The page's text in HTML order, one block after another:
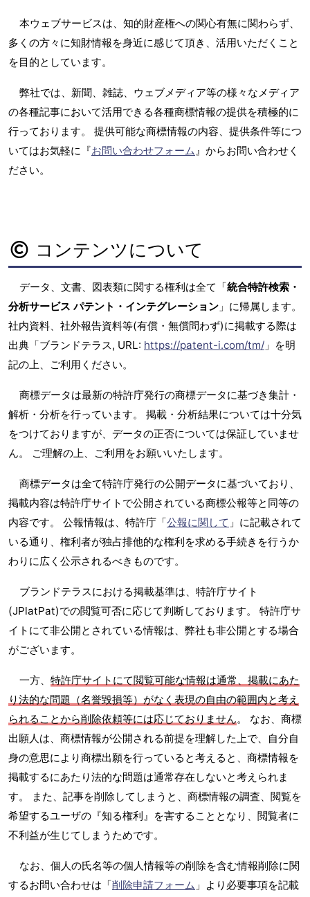
本ウェブサービスは、知的財産権への関心有無に関わらず、
多くの方々に知財情報を身近に感じて頂き、活用いただくこと
を目的としています。
弊社では、新聞、雑誌、ウェブメディア等の様々なメディア
の各種記事において活用できる各種商標情報の提供を積極的に
行っております。 提供可能な商標情報の内容、提供条件等につ
いてはお気軽に『お問い合わせフォーム』からお問い合わせく
ださい。
コンテンツについて
データ、文書、図表類に関する権利は全て「統合特許検索・
分析サービス パテント・インテグレーション 」に帰属します。
社内資料、社外報告資料等(有償・無償問わず)に掲載する際は
出典「ブランドテラス, URL: https://patent-i.com/tm/ 」を明
記の上、ご利用ください。
商標データは最新の特許庁発行の商標データに基づき集計・
解析・分析を行っています。 掲載・分析結果については十分気
をつけておりますが、データの正否については保証していませ
ん。 ご理解の上、ご利用をお願いいたします。
商標データは全て特許庁発行の公開データに基づいており、
掲載内容は特許庁サイトで公開されている商標公報等と同等の
内容です。 公報情報は、特許庁「公報に関して 」に記載されて
いる通り、権利者が独占排他的な権利を求める手続きを行うか
わりに広く公示されるべきものです。
ブランドテラスにおける掲載基準は、特許庁サイト
(JPlatPat)での閲覧可否に応じて判断しております。 特許庁サ
イトにて非公開とされている情報は、弊社も非公開とする場合
がございます。
一方、 特許庁サイトにて閲覧可能な情報は通常、掲載にあた
り法的な問題（名誉毀損等）がなく表現の自由の範囲内と考え
られることから削除依頼等には応じておりません。 なお、商標
出願人は、商標情報が公開される前提を理解した上で、自分自
身の意思により商標出願を行っていると考えると、商標情報を
掲載するにあたり法的な問題は通常存在しないと考えられま
す。 また、記事を削除してしまうと、商標情報の調査、閲覧を
希望するユーザの『知る権利』を害することとなり、閲覧者に
不利益が生じてしまうためです。
なお、個人の氏名等の個人情報等の削除を含む情報削除に関
するお問い合わせは「削除申請フォーム 」より必要事項を記載